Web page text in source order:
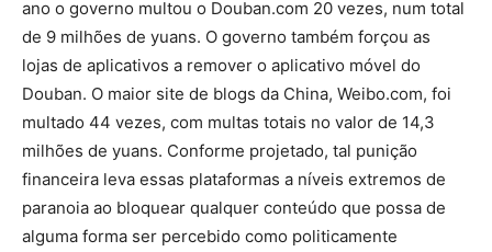
ano o governo multou o Douban.com 20 vezes, num total
de 9 milhões de yuans. O governo também forçou as
lojas de aplicativos a remover o aplicativo móvel do
Douban. O maior site de blogs da China, Weibo.com, foi
multado 44 vezes, com multas totais no valor de 14,3
milhões de yuans. Conforme projetado, tal punição
financeira leva essas plataformas a níveis extremos de
paranoia ao bloquear qualquer conteúdo que possa de
alguma forma ser percebido como politicamente